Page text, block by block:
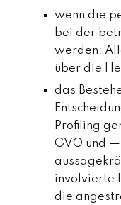
wenn die
bei der
werden:
über die
das
Profiling
GVO und
involvierte
die